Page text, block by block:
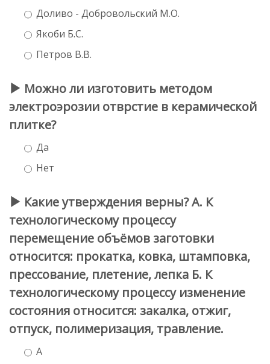
Доливо - Добровольский М.О.
Якоби Б.С.
Петров В.В.
Можно ли изготовить методом
электроэрозии отврстие в керамической
плитке?
Да
Нет
Какие утверждения верны? А. К
технологическому процессу
перемещение объёмов заготовки
относится: прокатка, ковка, штамповка,
прессование, плетение, лепка Б. К
технологическому процессу изменение
состояния относится: закалка, отжиг,
отпуск, полимеризация, травление.
А